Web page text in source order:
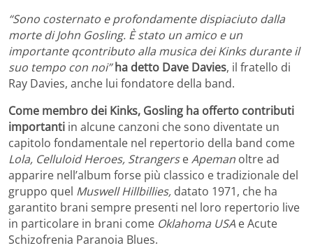
“Sono costernato e profondamente dispiaciuto dalla
morte di John Gosling. È stato un amico e un
importante qcontributo alla musica dei Kinks durante il
suo tempo con noi” ha detto Dave Davies, il fratello di
Ray Davies, anche lui fondatore della band.
Come membro dei Kinks, Gosling ha offerto contributi
importanti in alcune canzoni che sono diventate un
capitolo fondamentale nel repertorio della band come
Lola, Celluloid Heroes, StrangerseApeman oltre ad
apparire nell’album forse più classico e tradizionale del
gruppo quel Muswell Hillbillies, datato 1971, che ha
garantito brani sempre presenti nel loro repertorio live
in particolare in brani come Oklahoma USA e Acute
Schizofrenia Paranoia Blues.